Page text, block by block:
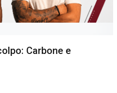
Carbone e